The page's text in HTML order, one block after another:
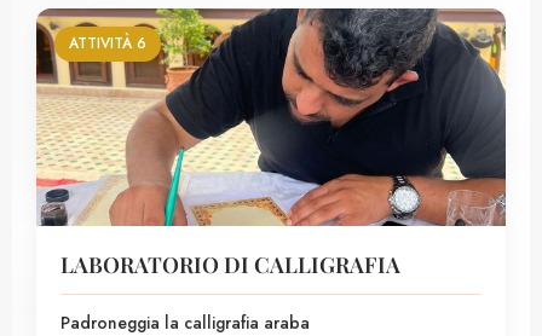
ATTIVITÀ 6
LABORATORIO DI CALLIGRAFIA
Padroneggia la calligrafia araba